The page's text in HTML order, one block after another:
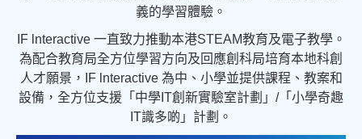
義的學習體驗。
IF lnteractive 一直致力推動本港STEAM教育及電子教學。
為配合教育局全方位學習方向及回應創科局培育本地科創
人才願景，IF lnteractive 為中、小學並提供課程、教案和
設備，全方位支援「中學IT創新實驗室計劃」/「小學奇趣
IT識多啲」計劃。